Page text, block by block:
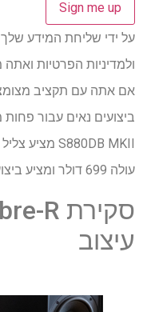
על ידי שליחת המידע
ולמדיניות הפרטיות ואתה מגיל 16
עולה 699 דולר ומציע ביצועי בס בשפע.
עיצוב